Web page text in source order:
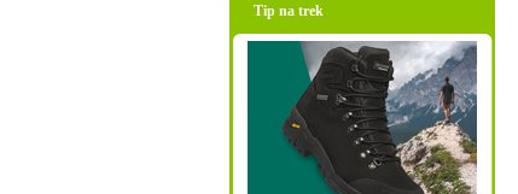
Tip na trek